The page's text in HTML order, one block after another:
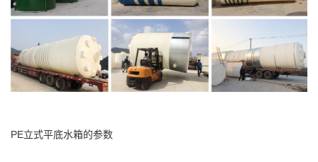
PE立式平底水箱的参数